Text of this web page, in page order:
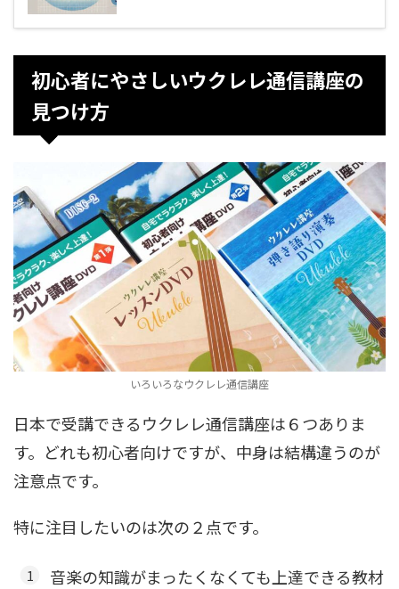
初心者にやさしいウクレレ通信講座の
見つけ方
いろいろなウクレレ通信講座
日本で受講できるウクレレ通信講座は６つありま
す。どれも初心者向けですが、中身は結構違うのが
注意点です。
特に注目したいのは次の２点です。
音楽の知識がまったくなくても上達できる教材